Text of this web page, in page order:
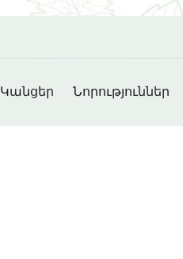
Կանցեր Նորություններ